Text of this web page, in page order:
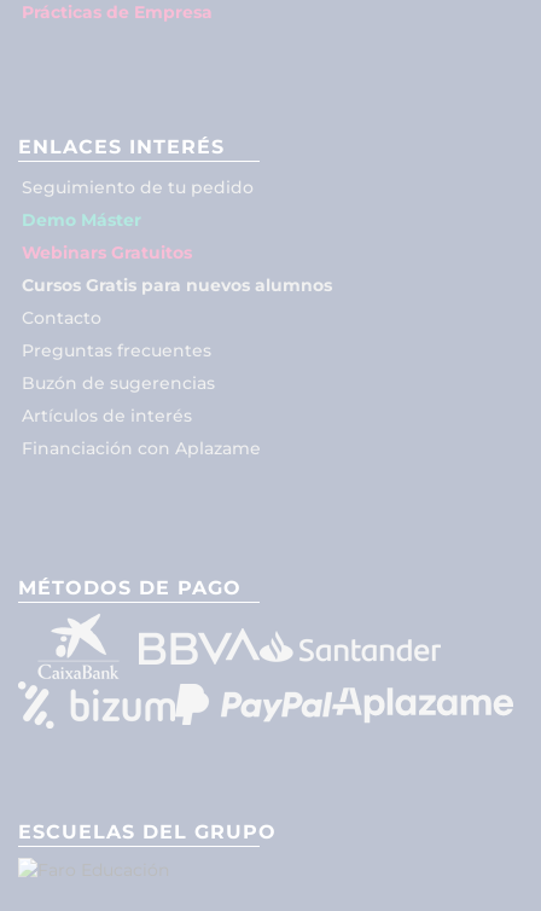
Prácticas de Empresa
ENLACES INTERÉS
Seguimiento de tu pedido
Demo Máster
Webinars Gratuitos
Cursos Gratis para nuevos alumnos
Contacto
Preguntas frecuentes
Buzón de sugerencias
Artículos de interés
Financiación con Aplazame
MÉTODOS DE PAGO
ESCUELAS DEL GRUPO